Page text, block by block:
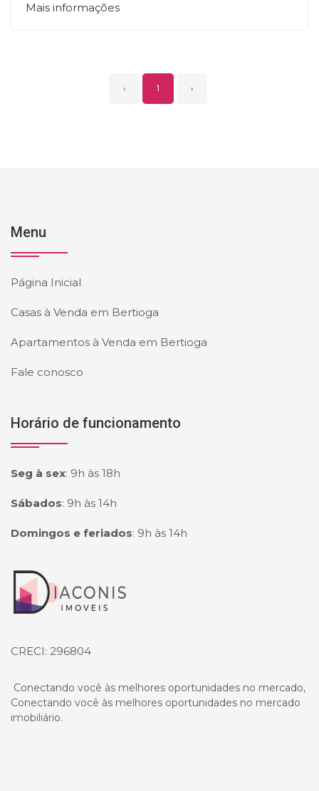
Mais informações
‹ 1 ›
Menu
Página Inicial
Casas à Venda em Bertioga
Apartamentos à Venda em Bertioga
Fale conosco
Horário de funcionamento
Seg à sex: 9h às 18h
Sábados: 9h às 14h
Domingos e feriados: 9h às 14h
Página inicial
CRECI: 296804
Conectando você às melhores oportunidades no mercado,
Conectando você às melhores oportunidades no mercado
imobiliário.